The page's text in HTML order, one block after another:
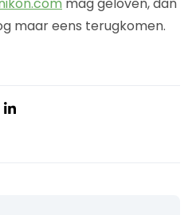
maar eens terugkomen.